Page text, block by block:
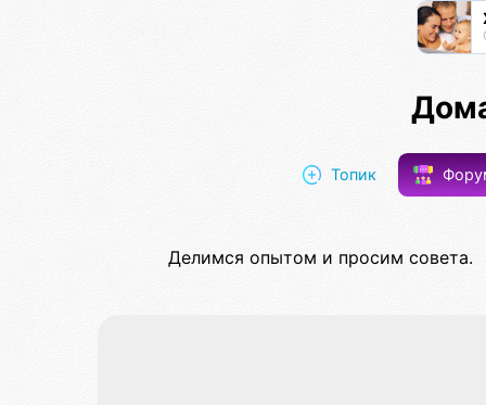
Топик
Делимся опытом и просим совета.